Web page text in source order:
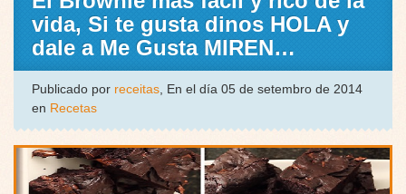
vida, Si te gusta dinos HOLA y
dale a Me Gusta MIREN…
Publicado por receitas, En el día 05 de setembro de 2014
en Recetas